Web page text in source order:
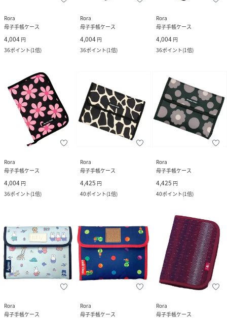
Rora
母子手帳ケース
4,004 円
36ポイント(1倍)
Rora
母子手帳ケース
4,004 円
36ポイント(1倍)
Rora
母子手帳ケース
4,004 円
36ポイント(1倍)
Rora
母子手帳ケース
4,004 円
36ポイント(1倍)
Rora
母子手帳ケース
4,425 円
40ポイント(1倍)
Rora
母子手帳ケース
4,425 円
40ポイント(1倍)
Rora
母子手帳ケース
Rora
母子手帳ケース
Rora
母子手帳ケース